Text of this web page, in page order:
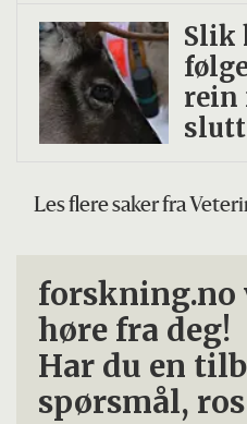
Slik
rein
slutt
Les flere saker fra
forskning.no
høre fra deg!
Har du en
spørsmål,